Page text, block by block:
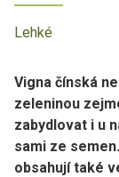
Lehké
Vigna čínská
zeleninou
zabydlovat i u
sami ze
obsahují také